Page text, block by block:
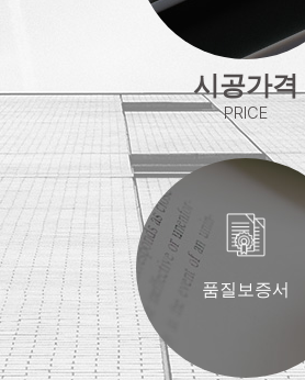
시공가격
PRICE
품질보증서